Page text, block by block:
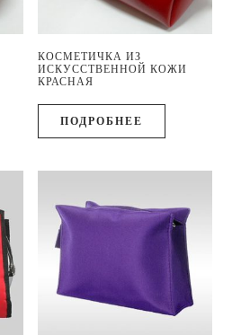
КОСМЕТИЧКА ИЗ
ИСКУССТВЕННОЙ КОЖИ
КРАСНАЯ
ПОДРОБНЕЕ